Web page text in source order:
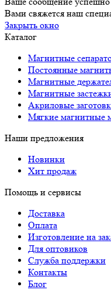
Вами свяжется наш
Закрыть окно
Каталог
Магнитные
Постоянные
Магнитные
Магнитные
Акриловые
Мягкие магнитные
Наши предложения
Новинки
Хит продаж
Помощь и сервисы
Доставка
Оплата
Изготовление на
Для оптовиков
Служба поддержки
Контакты
Блог